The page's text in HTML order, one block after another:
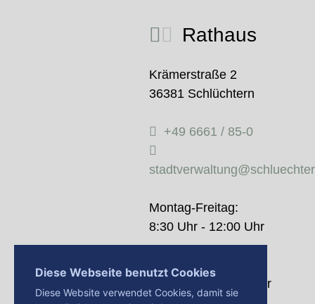
Rathaus
Krämerstraße 2
36381 Schlüchtern
+49 6661 / 85-0
Montag-Freitag:
8:30 Uhr - 12:00 Uhr
Donnerstag:
14:00 Uhr - 18:00 Uhr
Diese Webseite benutzt Cookies
Diese Website verwendet Cookies, damit sie